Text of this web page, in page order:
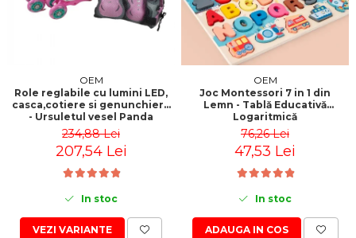
OEM
Role reglabile cu lumini LED,
casca,cotiere si genunchiere
- Ursuletul vesel Panda
234,88 Lei
207,54 Lei
In stoc
VEZI VARIANTE
OEM
Joc Montessori 7 in 1 din
Lemn - Tablă Educativă
Logaritmică
76,26 Lei
47,53 Lei
In stoc
ADAUGA IN COS